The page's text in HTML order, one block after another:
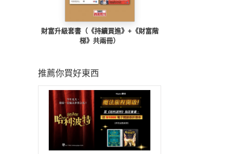
財富升級套書（《持續買進》+《財富階
梯》共兩冊）
推薦你買好東西